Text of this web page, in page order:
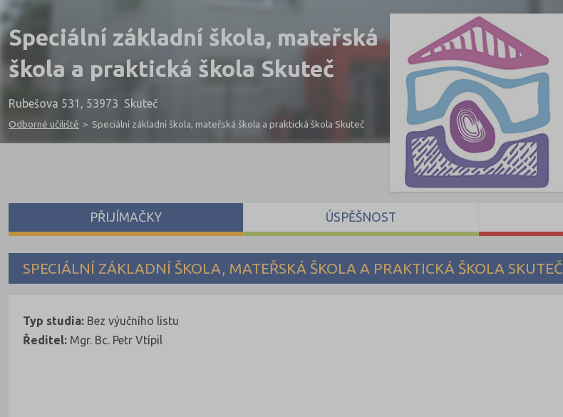
Speciální základní škola, mateřská
škola a praktická škola Skuteč
Rubešova 531, 53973 Skuteč
Odborné učiliště > Speciální základní škola, mateřská škola a praktická škola Skuteč
SPECIÁLNÍ ZÁKLADNÍ ŠKOLA, MATEŘSKÁ ŠKOLA A PRAKTICKÁ ŠKOLA SKUTEČ
Typ studia: Bez výučního listu
Ředitel: Mgr. Bc. Petr Vtípil
PŘIJÍMAČKY ÚSPĚŠNOST